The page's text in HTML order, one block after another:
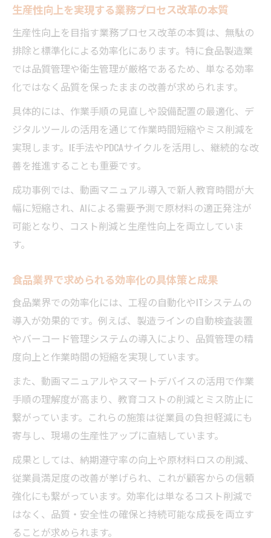
動画マニュアル化が現場の業務改革に果た
す役割
属人化打破のための教育・研修の進め方
最新事例から学ぶ食品業界のDX推進法
食品製造業コンサルタント視点のDX成功事
例分析
最新デジタル技術を活用した業務プロセス
改善法
現場に浸透するDX推進のポイントと留意点
AIや動画マニュアル導入による現場効率化事
例
食品業界DX化で求められる人材育成戦略
改善手順
現場起点で進める業務プロセス改革の実践
法
食品製造業の現場で活かせる改善サイクル
構築
生産性向上を実現する業務プロセス改革の本質
生産性向上を目指す業務プロセス改革の本質は、無駄の
排除と標準化による効率化にあります。特に食品製造業
では品質管理や衛生管理が厳格であるため、単なる効率
化ではなく品質を保ったままの改善が求められます。
具体的には、作業手順の見直しや設備配置の最適化、デ
ジタルツールの活用を通じて作業時間短縮やミス削減を
実現します。IE手法やPDCAサイクルを活用し、継続的な改
善を推進することも重要です。
成功事例では、動画マニュアル導入で新人教育時間が大
幅に短縮され、AIによる需要予測で原材料の適正発注が
可能となり、コスト削減と生産性向上を両立していま
す。
食品業界で求められる効率化の具体策と成果
食品業界での効率化には、工程の自動化やITシステムの
導入が効果的です。例えば、製造ラインの自動検査装置
やバーコード管理システムの導入により、品質管理の精
度向上と作業時間の短縮を実現しています。
また、動画マニュアルやスマートデバイスの活用で作業
手順の理解度が高まり、教育コストの削減とミス防止に
繋がっています。これらの施策は従業員の負担軽減にも
寄与し、現場の生産性アップに直結しています。
成果としては、納期遵守率の向上や原材料ロスの削減、
従業員満足度の改善が挙げられ、これが顧客からの信頼
強化にも繋がっています。効率化は単なるコスト削減で
はなく、品質・安全性の確保と持続可能な成長を両立す
ることが求められます。